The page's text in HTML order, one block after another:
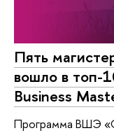
Пять
вошло в топ-
Business
Программа ВШЭ